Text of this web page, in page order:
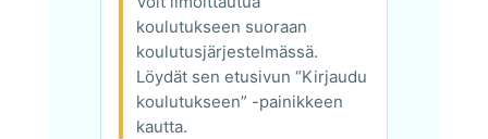
koulutukseen suoraan
koulutusjärjestelmässä.
Löydät sen etusivun “Kirjaudu
koulutukseen” -painikkeen
kautta.